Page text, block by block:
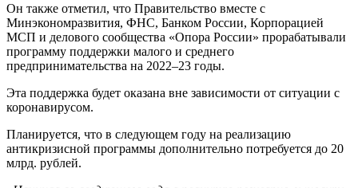
Он также отметил, что Правительство вместе с
Минэкономразвития, ФНС, Банком России, Корпорацией
МСП и делового сообщества «Опора России» прорабатывали
программу поддержки малого и среднего
предпринимательства на 2022–23 годы.
Эта поддержка будет оказана вне зависимости от ситуации с
коронавирусом.
Планируется, что в следующем году на реализацию
антикризисной программы дополнительно потребуется до 20
млрд. рублей.